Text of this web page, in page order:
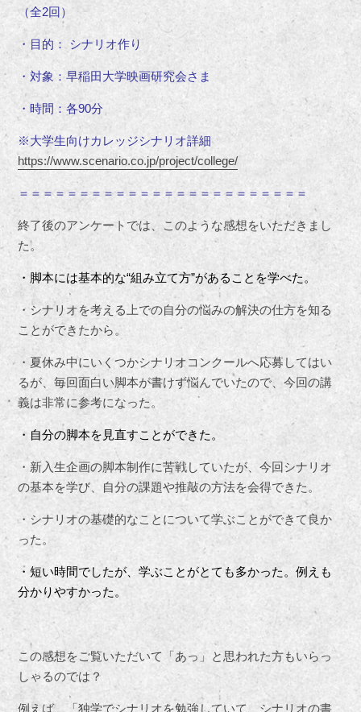
（全2回）
・目的： シナリオ作り
・対象：早稲田大学映画研究会さま
・時間：各90分
※大学生向けカレッジシナリオ詳細
https://www.scenario.co.jp/project/college/
＝＝＝＝＝＝＝＝＝＝＝＝＝＝＝＝＝＝＝＝＝＝＝＝
終了後のアンケートでは、このような感想をいただきまし
た。
・脚本には基本的な“組み立て方”があることを学べた。
・シナリオを考える上での自分の悩みの解決の仕方を知る
ことができたから。
・夏休み中にいくつかシナリオコンクールへ応募してはい
るが、毎回面白い脚本が書けず悩んでいたので、今回の講
義は非常に参考になった。
・自分の脚本を見直すことができた。
・新入生企画の脚本制作に苦戦していたが、今回シナリオ
の基本を学び、自分の課題や推敲の方法を会得できた。
・シナリオの基礎的なことについて学ぶことができて良か
った。
・短い時間でしたが、学ぶことがとても多かった。例えも
分かりやすかった。
この感想をご覧いただいて「あっ」と思われた方もいらっ
しゃるのでは？
例えば、「独学でシナリオを勉強していて、シナリオの書